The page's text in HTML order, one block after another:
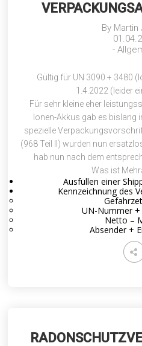
By Martin
-
Gültig für UN 3090 + 3480
1.4.2022 (leider
Für sehr kleine eher
Ionen-Akkus gab es bislang
spezielle
(968 Teil II) wurden nun
hab nun nach dem
Was ist
Ausfüllen einer
Kennzeichnung des
UN-Nummer
Netto –
Absender +